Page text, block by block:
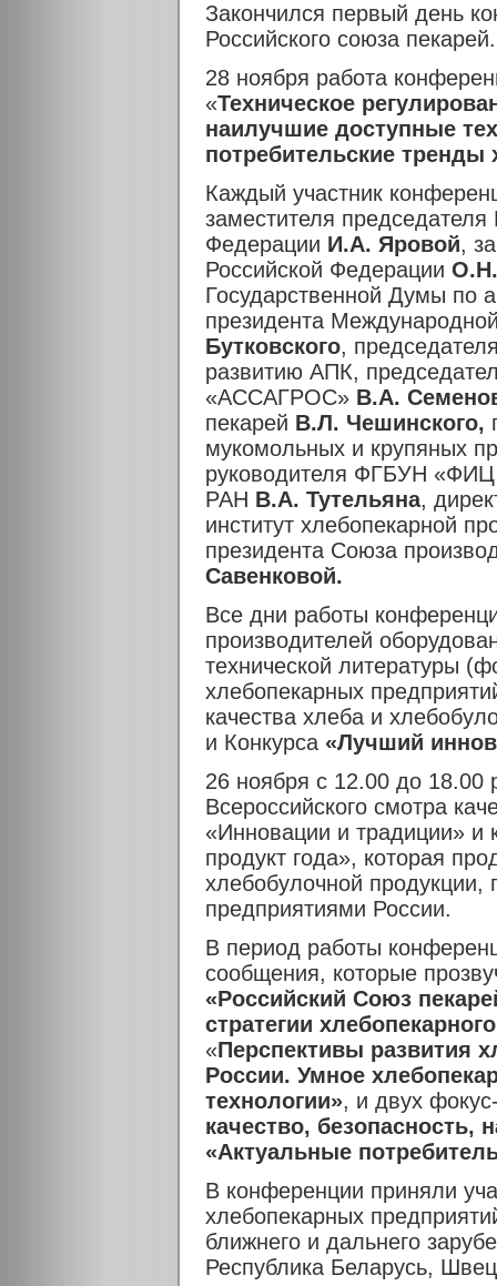
Закончился первый день
Российского союза пекарей.
28 ноября работа
«Техническое
наилучшие доступные
потребительские тренды
Каждый участник
заместителя
Федерации И.А. Яровой,
Российской Федерации
Государственной Думы по
президента
Бутковского,
развитию АПК,
«АССАГРОС» В.А.
пекарей В.Л. Чешинского,
мукомольных и крупяных
руководителя ФГБУН «ФИЦ
РАН В.А. Тутельяна,
институт хлебопекарной
президента Союза
Савенковой.
Все дни работы
производителей
технической литературы
хлебопекарных
качества хлеба и
и Конкурса «Лучший
26 ноября с 12.00 до 18.00
Всероссийского смотра
«Инновации и традиции» и
продукт года», которая
хлебобулочной
предприятиями России.
В период работы
сообщения, которые
«Российский Союз
стратегии
«Перспективы развития
России. Умное
технологии», и двух
качество, безопасность,
«Актуальные
В конференции приняли
хлебопекарных
ближнего и дальнего
Республика Беларусь,